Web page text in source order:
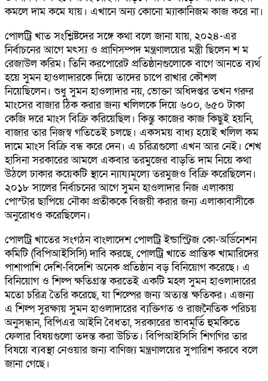
কমলে দাম কমে যায়। এখানে অন্য কোনো ম্যাকানিজম কাজ করে না।
পোলট্রি খাত সংশ্লিষ্টদের সঙ্গে কথা বলে জানা যায়, ২০২৪-এর
নির্বাচনের আগে মৎস্য ও প্রাণিসম্পদ মন্ত্রণালয়ের মন্ত্রী ছিলেন শ ম
রেজাউল করিম। তিনি করপোরেট প্রতিষ্ঠানগুলোকে বাগে আনতে ব্যর্থ
হয়ে সুমন হাওলাদারকে দিয়ে তাদের চাপে রাখার কৌশল
নিয়েছিলেন। শুধু সুমন হাওলাদার নয়, ভোক্তা অধিদপ্তর তখন গরুর
মাংসের বাজার ঠিক করার জন্য খলিলকে দিয়ে ৬০০, ৬৫০ টাকা
কেজি দরে মাংস বিক্রি করিয়েছিল। কিন্তু কাজের কাজ কিছুই হয়নি,
বাজার তার নিজস্ব গতিতেই চলছে। একসময় বাধ্য হয়েই খলিল কম
দামে মাংস বিক্রি বন্ধ করে দেন। এ চরিত্রগুলো এখন আর নেই। শেখ
হাসিনা সরকারের আমলে একবার তরমুজের বাড়তি দাম নিয়ে কথা
উঠলে ঢাকার কয়েকটি স্থানে ন্যায্যমূল্যে তরমুজও বিক্রি করেছিলেন।
২০১৮ সালের নির্বাচনের আগে সুমন হাওলাদার নিজ এলাকায়
পোস্টার ছাপিয়ে নৌকা প্রতীককে বিজয়ী করার জন্য এলাকাবাসীকে
অনুরোধও করেছিলেন।
পোলট্রি খাতের সংগঠন বাংলাদেশ পোলট্রি ইন্ডাস্ট্রিজ কো-অর্ডিনেশন
কমিটি (বিপিআইসিসি) দাবি করছে, পোলট্রি খাতে প্রান্তিক খামারিদের
পাশাপাশি দেশি-বিদেশি অনেক প্রতিষ্ঠান বড় বিনিয়োগ করেছে। এ
বিনিয়োগ ও শিল্প ক্ষতিগ্রস্ত করতেই একটি মহল সুমন হাওলাদারের
মতো চরিত্র তৈরি করেছে, যা শিল্পের জন্য অত্যন্ত ক্ষতিকর। এজন্য
এ শিল্প সুরক্ষায় সুমন হাওলাদারের ব্যক্তিগত ও রাজনৈতিক পরিচয়
অনুসন্ধান, বিপিএর আইনি বৈধতা, সরকারের ভাবমূর্তি হুমকিতে
ফেলার বিষয়গুলো তদন্ত করা উচিত। বিপিআইসিসি শিগগির তার
বিষয়ে ব্যবস্থা নেওয়ার জন্য বাণিজ্য মন্ত্রণালয়ের সুপারিশ করবে বলে
জানা গেছে।